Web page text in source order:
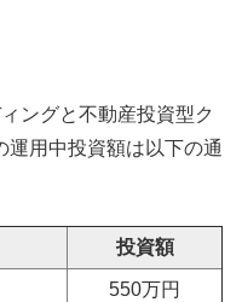
ングと不動産投資型ク
運用中投資額は以下の通
投資額
550万円